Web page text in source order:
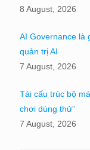
8 August, 2026
AI Governance là
quản trị AI
7 August, 2026
Tái cấu trúc bộ
chơi dùng thử”
7 August, 2026